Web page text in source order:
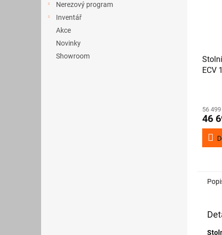
Nerezový program
Inventář
Akce
Novinky
Showroom
ECV
56
46